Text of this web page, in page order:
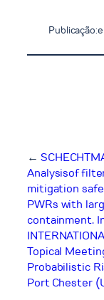
Publicação:
←
Analysisof
mitigation
PWRs with
containment.
Topical
Probabilistic
Port Chester